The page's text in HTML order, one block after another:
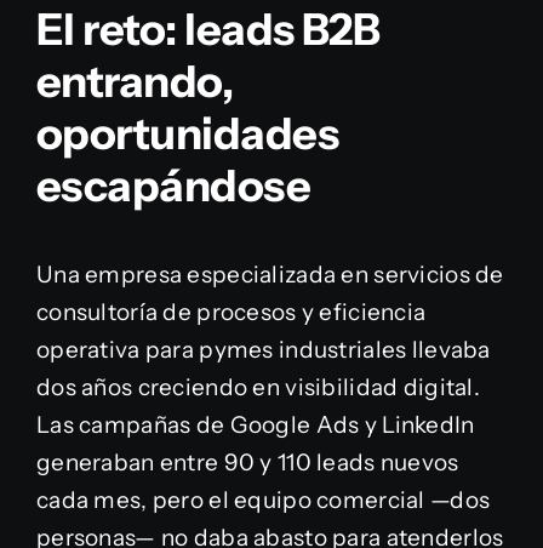
El reto: leads B2B
entrando,
oportunidades
escapándose
Una empresa especializada en servicios de
consultoría de procesos y eficiencia
operativa para pymes industriales llevaba
dos años creciendo en visibilidad digital.
Las campañas de Google Ads y LinkedIn
generaban entre 90 y 110 leads nuevos
cada mes, pero el equipo comercial —dos
personas— no daba abasto para atenderlos